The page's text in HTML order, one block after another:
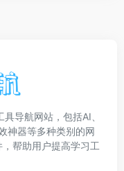
导航网站，包括AI、
神器等多种类别的网
帮助用户提高学习工